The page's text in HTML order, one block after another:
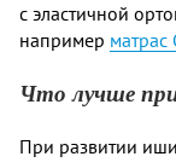
с эластичной
например матрас
Что лучше
При развитии